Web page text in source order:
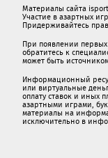
Материалы сайта
Участие в азартных
Придерживайтесь
При появлении
обратитесь к
может быть
Информационный
или виртуальные
oплaту ставок и иных
азартными игрaми,
материалы на
исключительно в